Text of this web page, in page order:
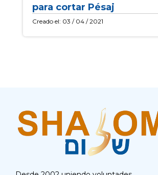
para cortar Pésaj
Creado el: 03 / 04 / 2021